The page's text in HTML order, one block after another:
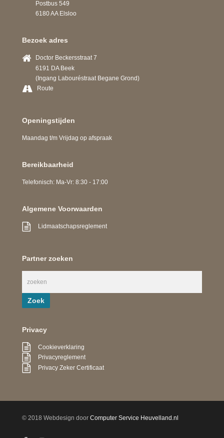
Postbus 549
6180 AA Elsloo
Bezoek adres
Doctor Beckersstraat 7
6191 DA Beek
(Ingang Labouréstraat Begane Grond)
Route
Openingstijden
Maandag t/m Vrijdag op afspraak
Bereikbaarheid
Telefonisch: Ma-Vr: 8:30 - 17:00
Algemene Voorwaarden
Lidmaatschapsreglement
Partner zoeken
Privacy
Cookieverklaring
Privacyreglement
Privacy Zeker Certificaat
© 2018 Webdesign doorComputer Service Heuvelland.nl